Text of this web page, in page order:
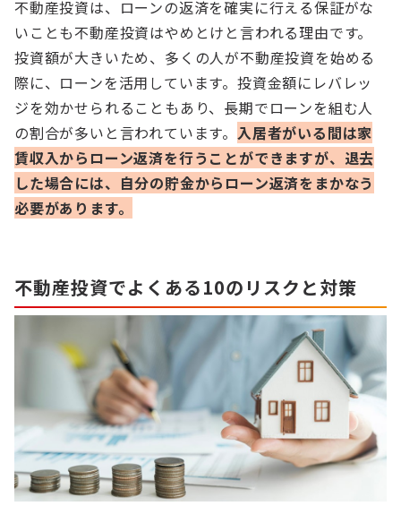
不動産投資は、ローンの返済を確実に行える保証がな
いことも不動産投資はやめとけと言われる理由です。
投資額が大きいため、多くの人が不動産投資を始める
際に、ローンを活用しています。投資金額にレバレッ
ジを効かせられることもあり、長期でローンを組む人
の割合が多いと言われています。 入居者がいる間は家
賃収入からローン返済を行うことができますが、退去
した場合には、自分の貯金からローン返済をまかなう
必要があります。
不動産投資でよくある10のリスクと対策